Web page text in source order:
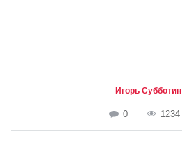
Игорь Субботин
0 1234